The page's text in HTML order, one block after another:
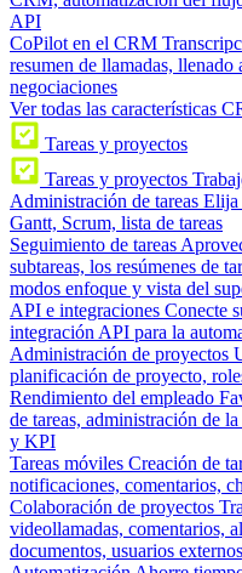
API
CoPilot en el CRM
resumen de llamadas, llenado
negociaciones
Ver todas las características
Tareas y proyectos
Tareas y proyectos
Administración de tareas Elija
Gantt, Scrum, lista de tareas
Seguimiento de tareas
subtareas, los resúmenes de
modos enfoque y vista del
API e integraciones Conecte
integración API para la
Administración de proyectos
planificación de proyecto,
Rendimiento del empleado
de tareas, administración de
y KPI
Tareas móviles Creación de
notificaciones, comentarios,
Colaboración de proyectos
videollamadas, comentarios,
documentos, usuarios